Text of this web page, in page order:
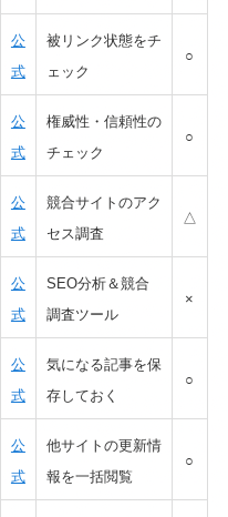
公
式
被リンク状態をチ
ェック
○
公
式
権威性・信頼性の
チェック
○
公
式
競合サイトのアク
セス調査
△
公
式
SEO分析＆競合
調査ツール
×
公
式
気になる記事を保
存しておく
○
公
式
他サイトの更新情
報を一括閲覧
○